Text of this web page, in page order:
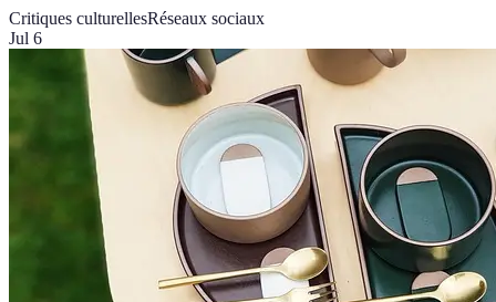
Critiques culturellesRéseaux sociaux
Jul 6